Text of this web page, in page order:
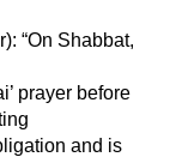
“On Shabbat,
prayer before
and is